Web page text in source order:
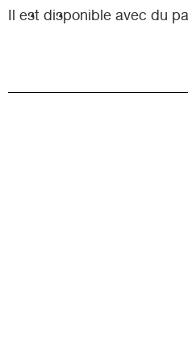
Il est disponible avec du